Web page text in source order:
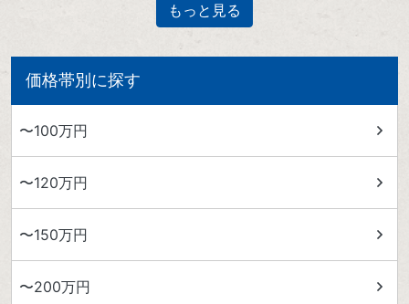
もっと見る
価格帯別に探す
〜100万円
〜120万円
〜150万円
〜200万円